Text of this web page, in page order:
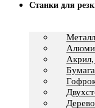
Станки для
Акрил,
Бумага
Дерево